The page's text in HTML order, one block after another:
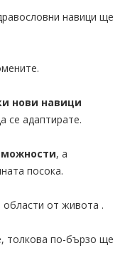
навици ще
нови навици
се адаптирате.
, а
посока.
от живота .
толкова по-бързо ще